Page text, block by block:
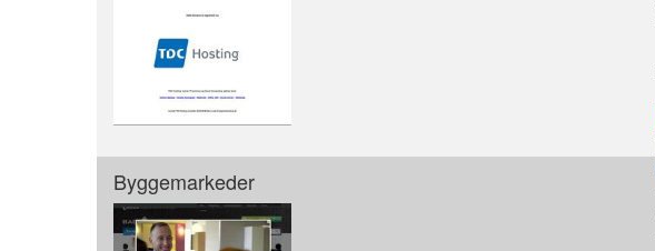
Byggemarkeder